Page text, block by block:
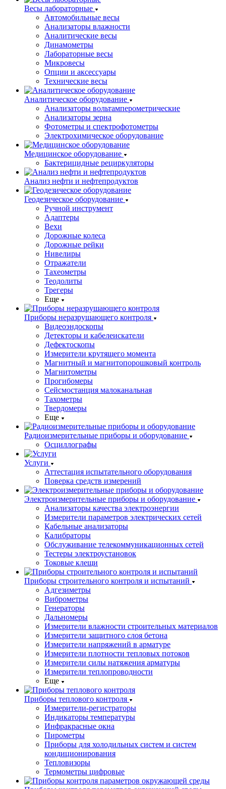
Весы лабораторные
Автомобильные весы
Анализаторы влажности
Аналитические весы
Динамометры
Лабораторные весы
Микровесы
Опции и аксессуары
Технические весы
Аналитическое оборудование
Анализаторы вольтамперометрические
Анализаторы зерна
Фотометры и спектрофотометры
Электрохимическое оборудование
Медицинское оборудование
Бактерицидные рециркуляторы
Анализ нефти и нефтепродуктов
Геодезическое оборудование
Ручной инструмент
Адаптеры
Вехи
Дорожные колеса
Дорожные рейки
Нивелиры
Отражатели
Тахеометры
Теодолиты
Трегеры
Еще
Приборы неразрушающего контроля
Видеоэндоскопы
Детекторы и кабелеискатели
Дефектоскопы
Измерители крутящего момента
Магнитный и магнитопорошковый контроль
Магнитометры
Прогибомеры
Сейсмостанция малоканальная
Тахометры
Твердомеры
Еще
Радиоизмерительные приборы и оборудование
Осциллографы
Услуги
Аттестация испытательного оборудования
Поверка средств измерений
Электроизмерительные приборы и оборудование
Анализаторы качества электроэнергии
Измерители параметров электрических сетей
Кабельные анализаторы
Калибраторы
Обслуживание телекоммуникационных сетей
Тестеры электроустановок
Токовые клещи
Приборы строительного контроля и испытаний
Адгезиметры
Виброметры
Генераторы
Дальномеры
Измерители влажности строительных материалов
Измерители защитного слоя бетона
Измерители напряжений в арматуре
Измерители плотности тепловых потоков
Измерители силы натяжения арматуры
Измерители теплопроводности
Еще
Приборы теплового контроля
Измерители-регистраторы
Индикаторы температуры
Инфракрасные окна
Пирометры
Приборы для холодильных систем и систем
кондиционирования
Тепловизоры
Термометры цифровые